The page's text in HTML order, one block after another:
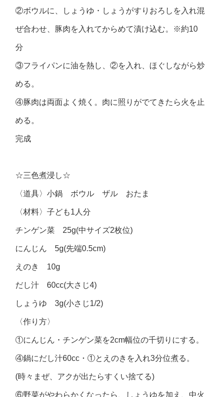
②ボウルに、しょうゆ・しょうがすりおろしを入れ混
ぜ合わせ、豚肉を入れてからめて漬け込む。※約10
分
③フライパンに油を熱し、②を入れ、ほぐしながら炒
める。
④豚肉は両面よく焼く。肉に照りがでてきたら火を止
める。
完成
☆三色煮浸し☆
〈道具〉小鍋 ボウル ザル おたま
〈材料〉子ども1人分
チンゲン菜 25g(中サイズ2枚位)
にんじん 5g(先端0.5cm)
えのき 10g
だし汁 60cc(大さじ4)
しょうゆ 3g(小さじ1/2)
〈作り方〉
①にんじん・チンゲン菜を2cm幅位の千切りにする。
④鍋にだし汁60cc・①とえのきを入れ3分位煮る。
(時々まぜ、アクが出たらすくい捨てる)
⑥野菜がやわらかくなったら、しょうゆを加え、中火